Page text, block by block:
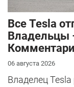
Все Tesla
Владельцы
06 августа 2026
Владелец Tesla